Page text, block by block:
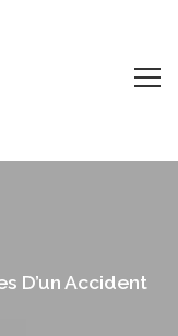
D’un Accident